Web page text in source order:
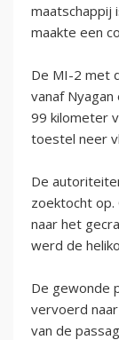
maatschappij
maakte een
De MI-2 met
vanaf
99 kilometer
toestel neer
De
zoektocht
naar het
werd de
De gewonde
vervoerd
van de